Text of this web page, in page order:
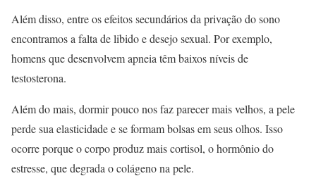
Além disso, entre os efeitos secundários da privação do sono
encontramos a falta de libido e desejo sexual. Por exemplo,
homens que desenvolvem apneia têm baixos níveis de
testosterona.
Além do mais, dormir pouco nos faz parecer mais velhos, a pele
perde sua elasticidade e se formam bolsas em seus olhos. Isso
ocorre porque o corpo produz mais cortisol, o hormônio do
estresse, que degrada o colágeno na pele.